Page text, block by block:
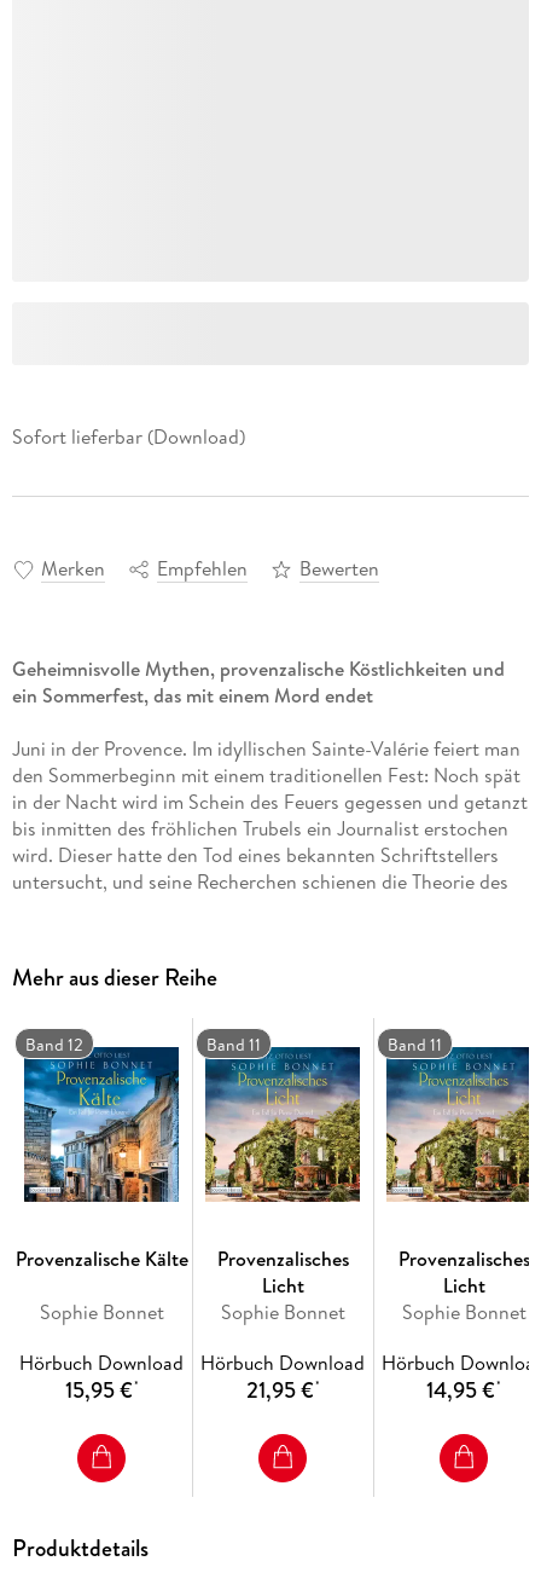
Sofort lieferbar (Download)
Merken Empfehlen Bewerten
Geheimnisvolle Mythen, provenzalische Köstlichkeiten und
ein Sommerfest, das mit einem Mord endet
Juni in der Provence. Im idyllischen Sainte-Valérie feiert man
den Sommerbeginn mit einem traditionellen Fest: Noch spät
in der Nacht wird im Schein des Feuers gegessen und getanzt
bis inmitten des fröhlichen Trubels ein Journalist erstochen
wird. Dieser hatte den Tod eines bekannten Schriftstellers
untersucht, und seine Recherchen schienen die Theorie des
Literaturbetriebes und zu der Sängerin Aurelie Azéma.
Während Pierre in die Mythen der alten Provence eintaucht,
ahnt er nicht, dass seine Schritte längst beobachtet werden.
Und dass der Tod des Journalisten erst der Anfang war.
Ungekürzte Lesung mit Götz Otto
8h 31min
Mehr aus dieser Reihe
Band 12
Provenzalische Kälte
Sophie Bonnet
Hörbuch Download
15,95 €*
Band 11
Provenzalisches
Licht
Sophie Bonnet
Hörbuch Download
21,95 €*
Band 11
Provenzalisches
Licht
Sophie Bonnet
Hörbuch
14,95 €*
Produktdetails